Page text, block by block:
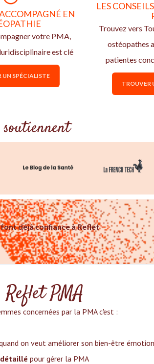
EN
votre PMA,
est clé
UN SPÉCIALISTE
LES
Trouvez vers
ostéopathes
patientes
TROUVER
déjà confiance à Reflet
PMA
concernées par la PMA c'est :‍
on veut améliorer son bien-être
pour gérer la PMA